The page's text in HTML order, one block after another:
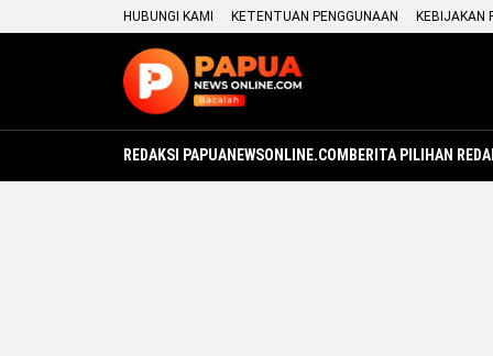
HUBUNGI KAMI KETENTUAN PENGGUNAAN KEBIJAKAN
REDAKSI PAPUANEWSONLINE.COM BERITA PILIHAN